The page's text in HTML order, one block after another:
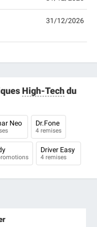
31/12/2026
High-Techdu
Neo Dr.Fone
4 remises
Driver Easy
4 remises